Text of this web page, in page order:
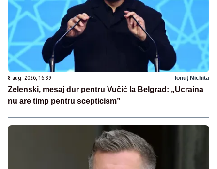
8 aug. 2026, 16:39 Ionuț Nichita
Zelenski, mesaj dur pentru Vučić la Belgrad: „Ucraina
nu are timp pentru scepticism”